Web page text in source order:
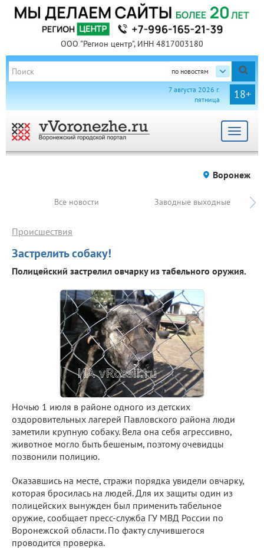
ООО "Регион центр", ИНН 4817003180
по новостям
18+
7 августа 2026 г.
пятница
Toggle
Воронеж
Все новости Заводные выходные
Застрелить собаку!
Происшествия
Полицейский застрелил овчарку из табельного оружия.
Ночью 1 июля в районе одного из детских
оздоровительных лагерей Павловского района люди
заметили крупную собаку. Вела она себя агрессивно,
животное могло быть бешеным, поэтому очевидцы
позвонили полицию.
Оказавшись на месте, стражи порядка увидели овчарку,
которая бросилась на людей. Для их защиты один из
полицейских вынужден был применить табельное
оружие, сообщает пресс-служба ГУ МВД России по
Воронежской области. По факту случившегося
проводится проверка.